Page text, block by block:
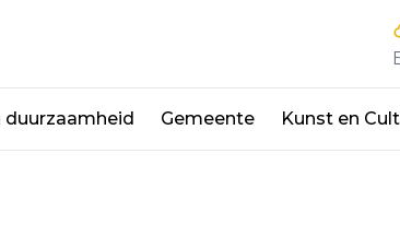
duurzaamheid Gemeente Kunst en